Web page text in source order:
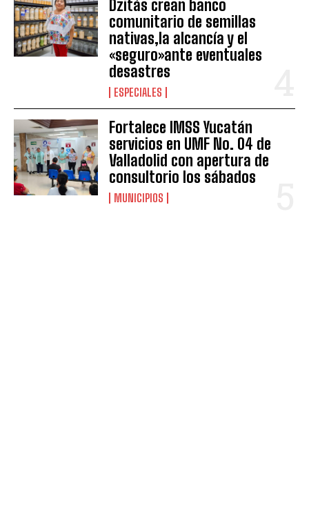
Dzitás crean banco
comunitario de semillas
nativas,la alcancía y el
«seguro»ante eventuales
desastres
ESPECIALES
Fortalece IMSS Yucatán
servicios en UMF No. 04 de
Valladolid con apertura de
consultorio los sábados
MUNICIPIOS